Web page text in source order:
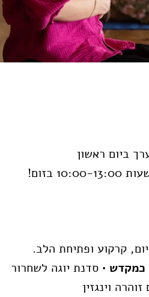
ביום ראשון
קרקוע ופתיחת הלב.
כמקדש • סדנת יוגה לשחרור
וינגזין